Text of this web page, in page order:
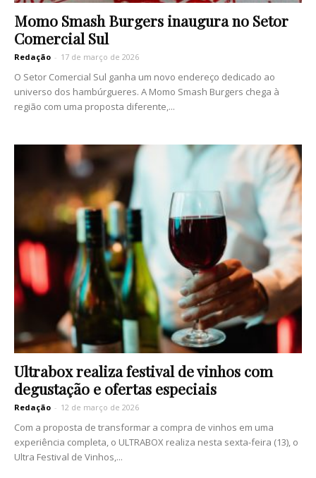
Momo Smash Burgers inaugura no Setor
Comercial Sul
Redação - 17 de março de 2026
O Setor Comercial Sul ganha um novo endereço dedicado ao
universo dos hambúrgueres. A Momo Smash Burgers chega à
região com uma proposta diferente,...
Ultrabox realiza festival de vinhos com
degustação e ofertas especiais
Redação - 12 de março de 2026
Com a proposta de transformar a compra de vinhos em uma
experiência completa, o ULTRABOX realiza nesta sexta-feira (13), o
Ultra Festival de Vinhos,...